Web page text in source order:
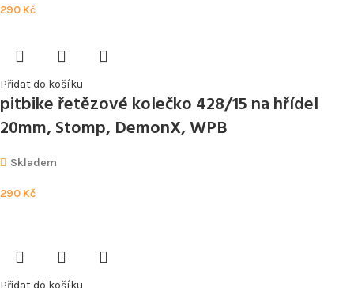
290 Kč
Přidat do košíku
pitbike řetězové kolečko 428/15 na hřídel
20mm, Stomp, DemonX, WPB
Skladem
290 Kč